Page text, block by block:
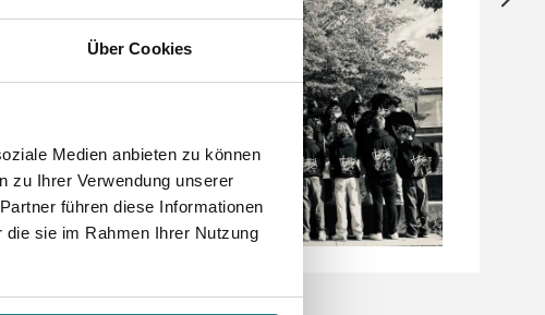
Über Cookies
Medien anbieten zu können
zu Ihrer Verwendung unserer
führen diese Informationen
sie im Rahmen Ihrer Nutzung